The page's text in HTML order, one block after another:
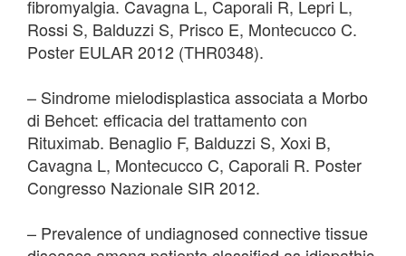
fibromyalgia. Cavagna L, Caporali R, Lepri L,
Rossi S, Balduzzi S, Prisco E, Montecucco C.
Poster EULAR 2012 (THR0348).
– Sindrome mielodisplastica associata a Morbo
di Behcet: efficacia del trattamento con
Rituximab. Benaglio F, Balduzzi S, Xoxi B,
Cavagna L, Montecucco C, Caporali R. Poster
Congresso Nazionale SIR 2012.
– Prevalence of undiagnosed connective tissue